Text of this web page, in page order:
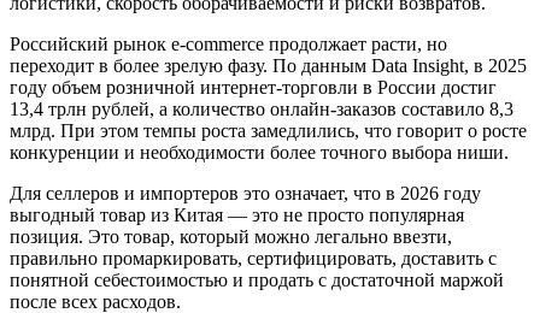
Российский рынок e-commerce продолжает расти, но
переходит в более зрелую фазу. По данным Data Insight, в 2025
году объем розничной интернет-торговли в России достиг
13,4 трлн рублей, а количество онлайн-заказов составило 8,3
млрд. При этом темпы роста замедлились, что говорит о росте
конкуренции и необходимости более точного выбора ниши.
Для селлеров и импортеров это означает, что в 2026 году
выгодный товар из Китая — это не просто популярная
позиция. Это товар, который можно легально ввезти,
правильно промаркировать, сертифицировать, доставить с
понятной себестоимостью и продать с достаточной маржой
после всех расходов.